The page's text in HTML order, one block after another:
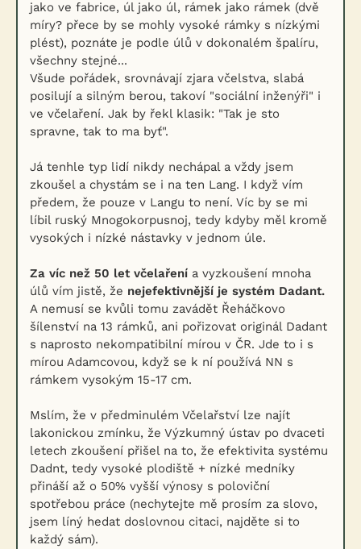
jako ve fabrice, úl jako úl, rámek jako rámek (dvě
míry? přece by se mohly vysoké rámky s nízkými
plést), poznáte je podle úlů v dokonalém špalíru,
všechny stejné...
Všude pořádek, srovnávají zjara včelstva, slabá
posilují a silným berou, takoví "sociální inženýři" i
ve včelaření. Jak by řekl klasik: "Tak je sto
spravne, tak to ma byť".
Já tenhle typ lidí nikdy nechápal a vždy jsem
zkoušel a chystám se i na ten Lang. I když vím
předem, že pouze v Langu to není. Víc by se mi
líbil ruský Mnogokorpusnoj, tedy kdyby měl kromě
vysokých i nízké nástavky v jednom úle.
Za víc než 50 let včelaření a vyzkoušení mnoha
úlů vím jistě, že nejefektivnější je systém Dadant.
A nemusí se kvůli tomu zavádět Řeháčkovo
šílenství na 13 rámků, ani pořizovat originál Dadant
s naprosto nekompatibilní mírou v ČR. Jde to i s
mírou Adamcovou, když se k ní používá NN s
rámkem vysokým 15-17 cm.
Mslím, že v předminulém Včelařství lze najít
lakonickou zmínku, že Výzkumný ústav po dvaceti
letech zkoušení přišel na to, že efektivita systému
Dadnt, tedy vysoké plodiště + nízké medníky
přináší až o 50% vyšší výnosy s poloviční
spotřebou práce (nechytejte mě prosím za slovo,
jsem líný hedat doslovnou citaci, najděte si to
každý sám).